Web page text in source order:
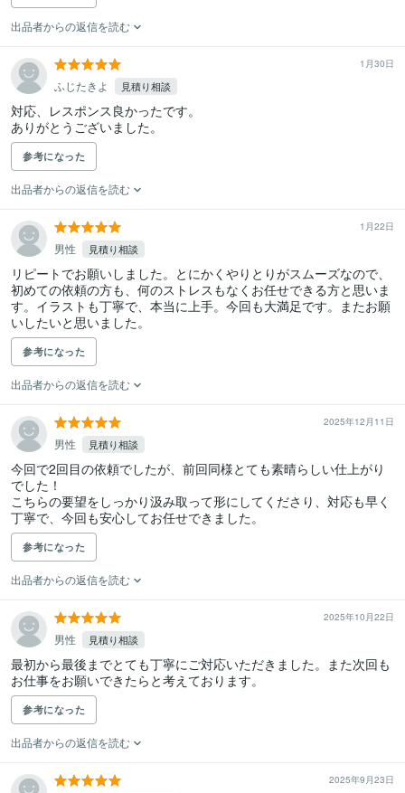
出品者からの返信を読む
1月30日
ふじたきよ 見積り相談
対応、レスポンス良かったです。
ありがとうございました。
参考になった
出品者からの返信を読む
1月22日
男性 見積り相談
リピートでお願いしました。とにかくやりとりがスムーズなので、
初めての依頼の方も、何のストレスもなくお任せできる方と思いま
す。イラストも丁寧で、本当に上手。今回も大満足です。またお願
いしたいと思いました。
参考になった
出品者からの返信を読む
2025年12月11日
男性 見積り相談
今回で2回目の依頼でしたが、前回同様とても素晴らしい仕上がり
でした！
こちらの要望をしっかり汲み取って形にしてくださり、対応も早く
丁寧で、今回も安心してお任せできました。
参考になった
出品者からの返信を読む
2025年10月22日
男性 見積り相談
最初から最後までとても丁寧にご対応いただきました。また次回も
お仕事をお願いできたらと考えております。
参考になった
出品者からの返信を読む
2025年9月23日